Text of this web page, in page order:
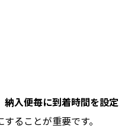
納入便毎に到着時間を設定
ることが重要です。